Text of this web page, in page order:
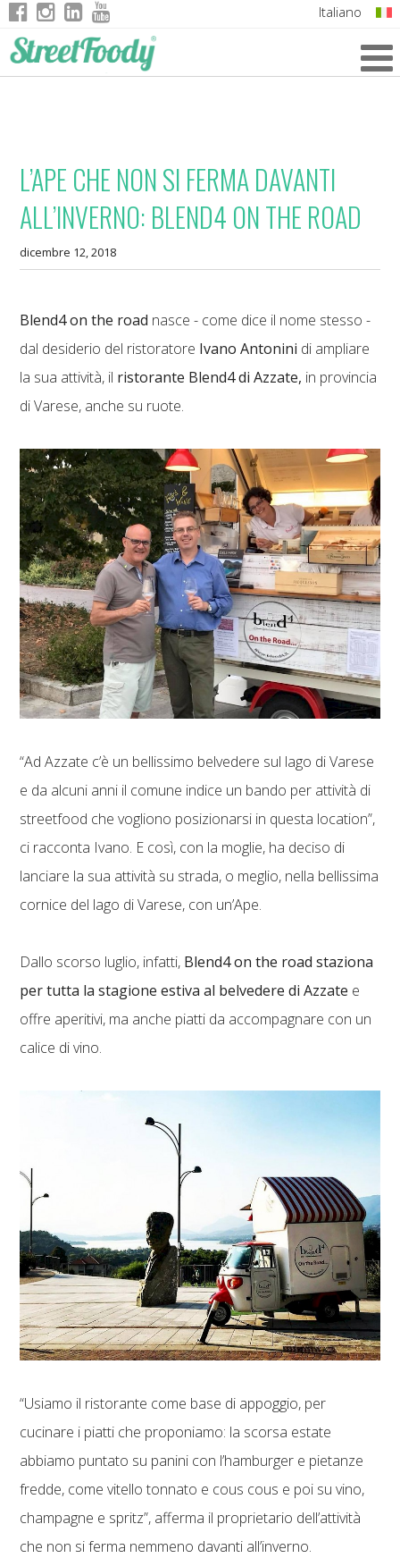
Italiano
L’APE CHE NON SI FERMA DAVANTI
ALL’INVERNO: BLEND4 ON THE ROAD
dicembre 12, 2018
Blend4 on the road nasce - come dice il nome stesso -
dal desiderio del ristoratore Ivano Antonini di ampliare
la sua attività, il ristorante Blend4 di Azzate, in provincia
di Varese, anche su ruote.
“Ad Azzate c’è un bellissimo belvedere sul lago di Varese
e da alcuni anni il comune indice un bando per attività di
streetfood che vogliono posizionarsi in questa location”,
ci racconta Ivano. E così, con la moglie, ha deciso di
lanciare la sua attività su strada, o meglio, nella bellissima
cornice del lago di Varese, con un’Ape.
Dallo scorso luglio, infatti, Blend4 on the road staziona
per tutta la stagione estiva al belvedere di Azzate e
offre aperitivi, ma anche piatti da accompagnare con un
calice di vino.
“Usiamo il ristorante come base di appoggio, per
cucinare i piatti che proponiamo: la scorsa estate
abbiamo puntato su panini con l’hamburger e pietanze
fredde, come vitello tonnato e cous cous e poi su vino,
champagne e spritz”, afferma il proprietario dell’attività
che non si ferma nemmeno davanti all’inverno.